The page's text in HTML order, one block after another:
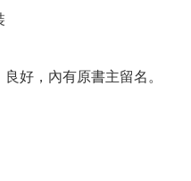
好，內有原書主留名。